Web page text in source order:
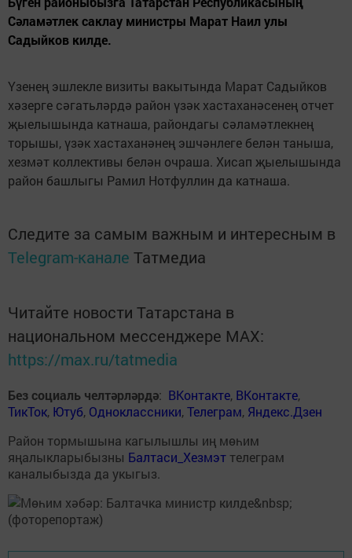
Сәламәтлек саклау министры Марат Наил улы
Садыйков килде.
Үзенең эшлекле визиты вакытында Марат Садыйков
хәзерге сәгатьләрдә район үзәк хастаханәсенең отчет
җыелышында катнаша, райондагы сәламәтлекнең
торышы, үзәк хастаханәнең эшчәнлеге белән таныша,
хезмәт коллективы белән очраша. Хисап җыелышында
район башлыгы Рамил Нотфуллин да катнаша.
Следите за самым важным и интересным в
Telegram-канале Татмедиа
Читайте новости Татарстана в
национальном мессенджере MАХ:
https://max.ru/tatmedia
Без социаль челтәрләрдә: ВКонтакте, ВКонтакте,
ТикТок, Ютуб, Одноклассники,Телеграм, Яндекс.Дзен
Район тормышына кагылышлы иң мөһим
яңалыкларыбызны Балтаси_Хезмэт телеграм
каналыбызда да укыгыз.